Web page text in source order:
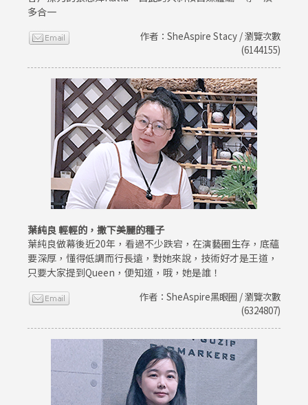
多合一
作者：SheAspire Stacy / 瀏覽次數
(6144155)
葉純良 輕輕的，撒下美麗的種子
葉純良做幕後近20年，看過不少跌宕，在演藝圈生存，底蘊
要深厚，懂得低調而行長遠，對她來說，技術好才是王道，
只要大家提到Queen，便知道，哦，她是誰！
作者：SheAspire黑眼圈 / 瀏覽次數
(6324807)